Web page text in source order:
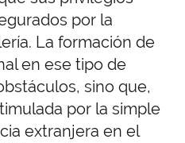
por la
La formación de
en ese tipo de
sino que,
por la simple
extranjera en el